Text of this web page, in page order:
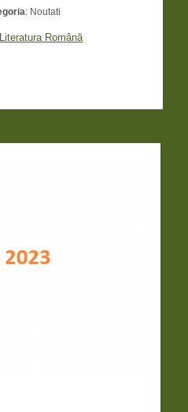
: Noutati
Română